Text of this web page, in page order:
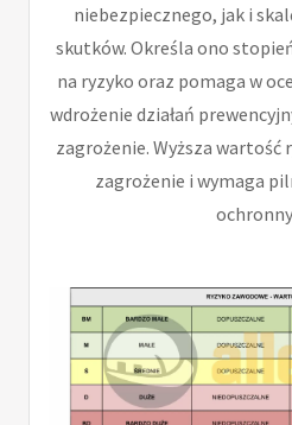
niebezpiecznego, jak i
skutków. Określa ono
na ryzyko oraz pomaga w
wdrożenie działań
zagrożenie. Wyższa wartość
zagrożenie i wymaga